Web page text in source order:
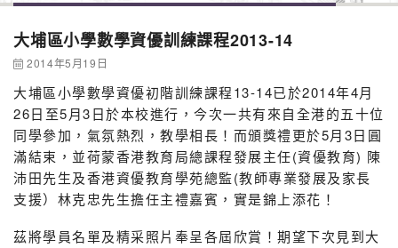
大埔區小學數學資優訓練課程2013-14
2014年5月19日
大埔區小學數學資優初階訓練課程13-14已於2014年4月
26日至5月3日於本校進行，今次一共有來自全港的五十位
同學參加，氣氛熱烈，教學相長！而頒獎禮更於5月3日圓
滿結束，並荷蒙香港教育局總課程發展主任(資優教育) 陳
沛田先生及香港資優教育學苑總監(教師專業發展及家長
支援）林克忠先生擔任主禮嘉賓，實是錦上添花！
茲將學員名單及精采照片奉呈各屆欣賞！期望下次見到大